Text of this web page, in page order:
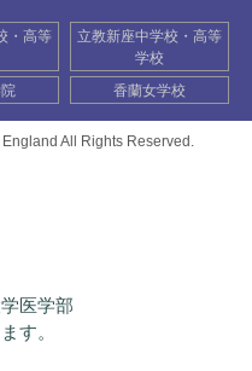
・高等
立教新座中学校・高等
学校
香蘭女学校
All Rights Reserved.
医学部
す。